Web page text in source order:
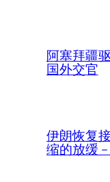
阿塞拜疆
国外交官
伊朗恢复
缩的放缓 –